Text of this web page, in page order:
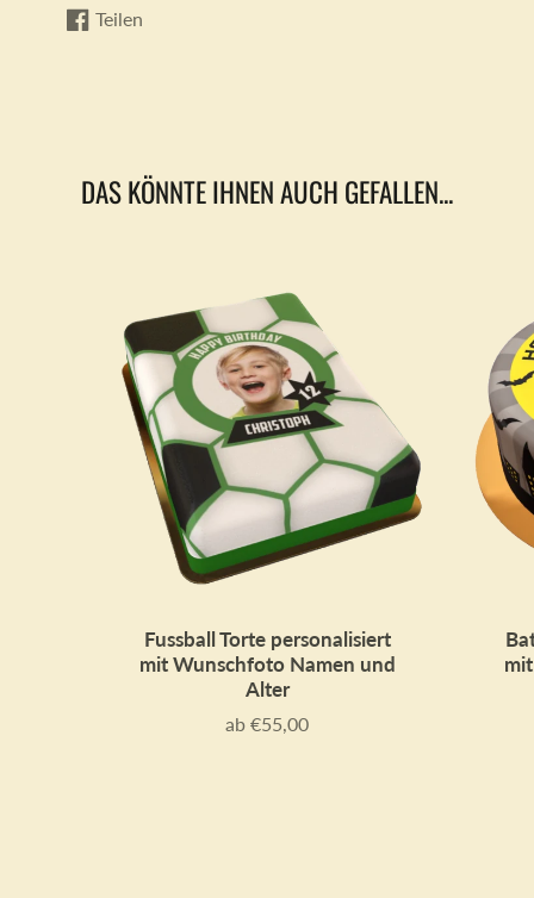
Teilen
Auf
Wird
DAS KÖNNTE IHNEN AUCH GEFALLEN...
Fussball Torte personalisiert
mit Wunschfoto Namen und
Alter
Preis
ab €55,00